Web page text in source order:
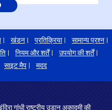
खंडन प्रतिक्रिया
सामान्य प्रश्न
नियम और शर्तें
उपयोग की शर्तें
साइट मैप मदद
गांधी राष्ट्रीय उड़ान अकादमी की